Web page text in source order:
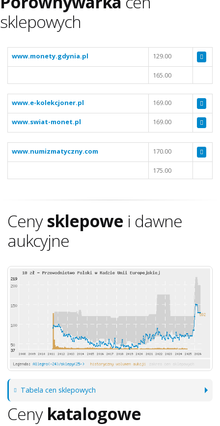
sklepowych
www.monety.gdynia.pl 129.00
165.00
www.e-kolekcjoner.pl 169.00
www.swiat-monet.pl 169.00
www.numizmatyczny.com 170.00
175.00
Cenysklepowe i dawne
aukcyjne
Tabela cen sklepowych
Ceny katalogowe